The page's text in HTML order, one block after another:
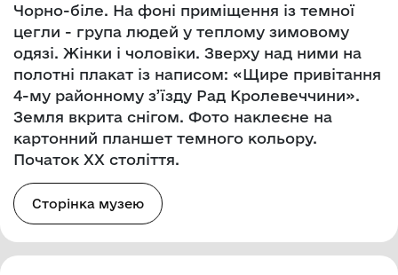
Чорно-біле. На фоні приміщення із темної
цегли - група людей у теплому зимовому
одязі. Жінки і чоловіки. Зверху над ними на
полотні плакат із написом: «Щире привітання
4-му районному з’їзду Рад Кролевеччини».
Земля вкрита снігом. Фото наклеєне на
картонний планшет темного кольору.
Початок ХХ століття.
Сторінка музею